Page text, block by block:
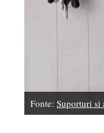
Fonte: Suporturi si